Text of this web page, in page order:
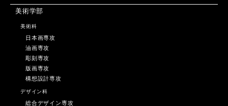
美術学部
美術科
日本画専攻
油画専攻
彫刻専攻
版画専攻
構想設計専攻
デザイン科
総合デザイン専攻